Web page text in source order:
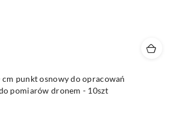
punkt osnowy do opracowań
pomiarów dronem - 10szt